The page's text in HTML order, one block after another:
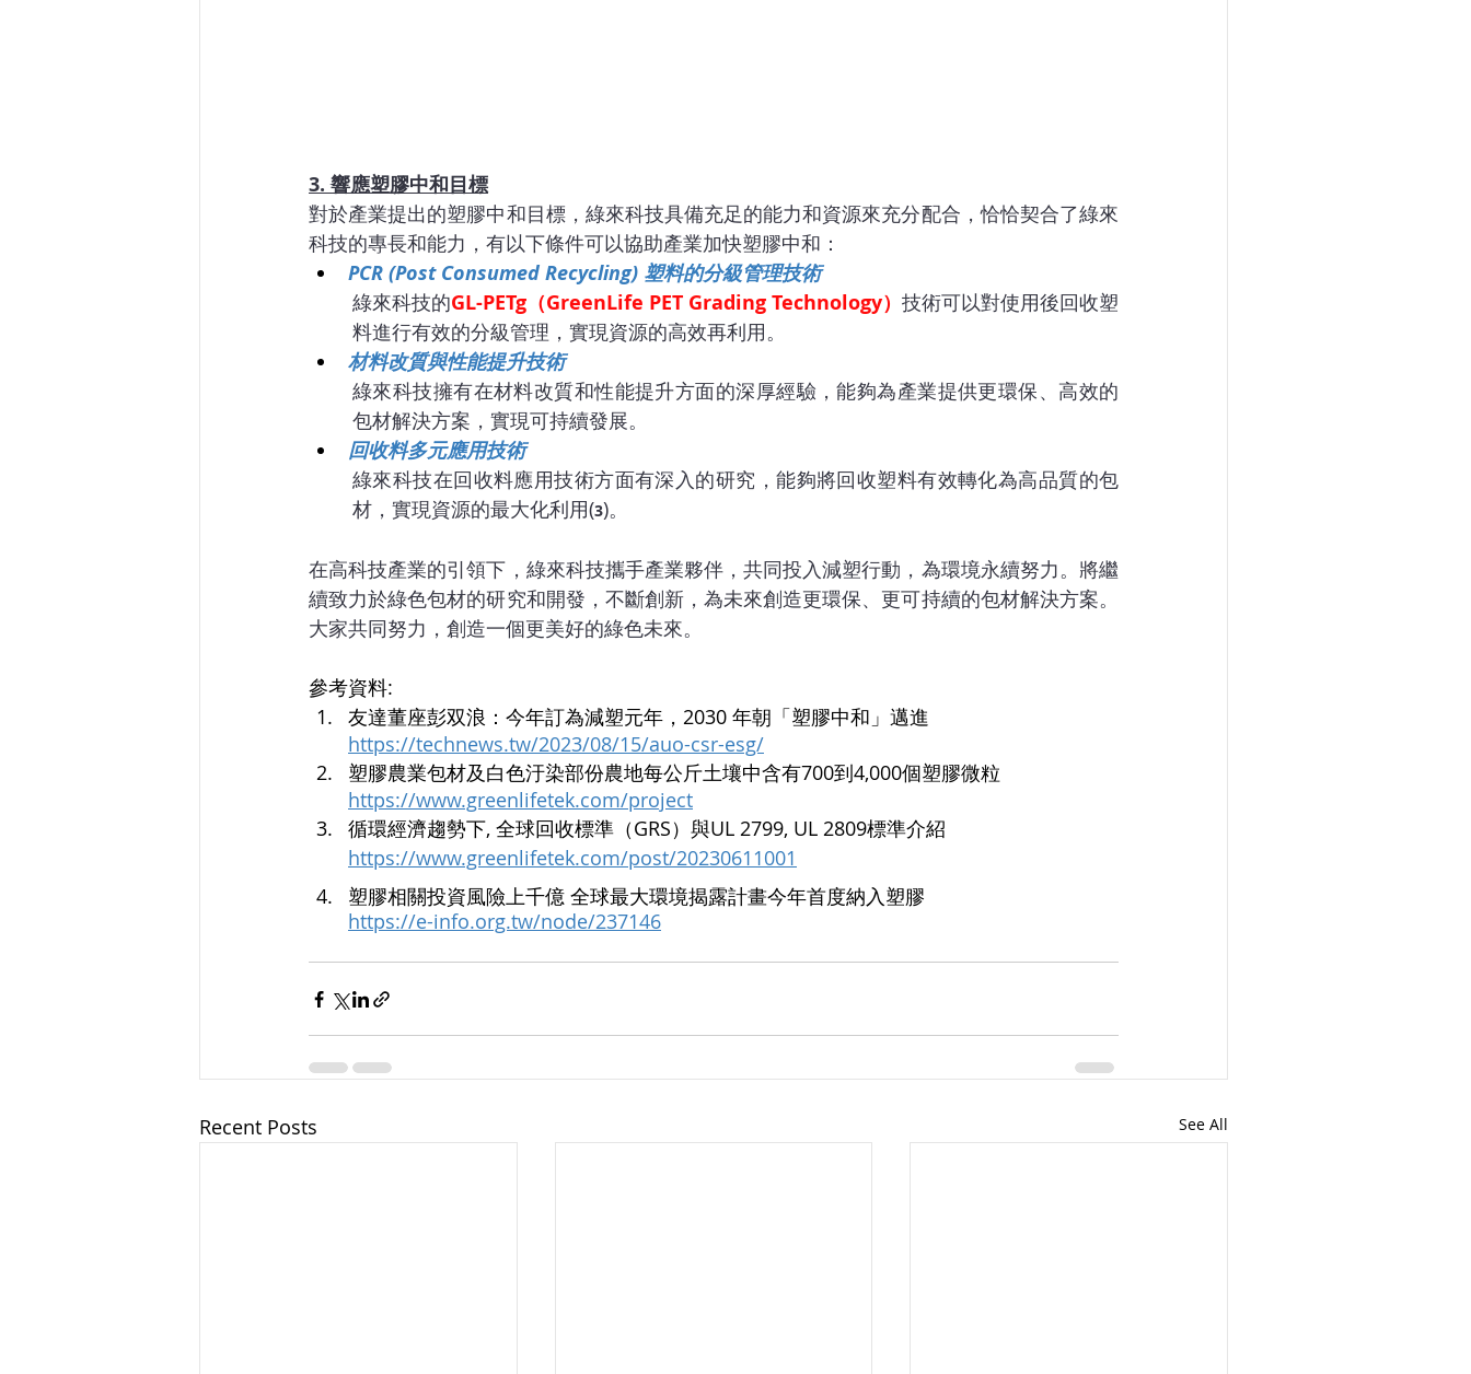
3. 響應塑膠中和目標
對於產業提出的塑膠中和目標，綠來科技具備充足的能力和資源來充分配合，恰恰契合了綠來
科技的專長和能力，有以下條件可以協助產業加快塑膠中和：
PCR (Post Consumed Recycling) 塑料的分級管理技術
綠來科技的GL-PETg（GreenLife PET Grading Technology） 技術可以對使用後回收塑
料進行有效的分級管理，實現資源的高效再利用。
材料改質與性能提升技術
綠來科技擁有在材料改質和性能提升方面的深厚經驗，能夠為產業提供更環保、高效的
包材解決方案，實現可持續發展。
回收料多元應用技術
綠來科技在回收料應用技術方面有深入的研究，能夠將回收塑料有效轉化為高品質的包
材，實現資源的最大化利用(3)。
在高科技產業的引領下，綠來科技攜手產業夥伴，共同投入減塑行動，為環境永續努力。將繼
續致力於綠色包材的研究和開發，不斷創新，為未來創造更環保、更可持續的包材解決方案。
大家共同努力，創造一個更美好的綠色未來。
參考資料:
友達董座彭双浪：今年訂為減塑元年，2030 年朝「塑膠中和」邁進
https://technews.tw/2023/08/15/auo-csr-esg/
塑膠農業包材及白色汙染部份農地每公斤土壤中含有700到4,000個塑膠微粒
https://www.greenlifetek.com/project
循環經濟趨勢下, 全球回收標準（GRS）與UL 2799, UL 2809標準介紹
https://www.greenlifetek.com/post/20230611001
塑膠相關投資風險上千億 全球最大環境揭露計畫今年首度納入塑膠
https://e-info.org.tw/node/237146
Recent Posts See All